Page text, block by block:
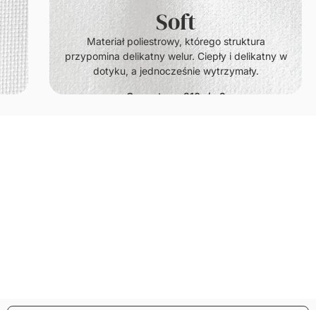
Soft
Materiał poliestrowy, którego struktura
przypomina delikatny welur. Ciepły i delikatny w
dotyku, a jednocześnie wytrzymały.
Gramatura: 210g/m2